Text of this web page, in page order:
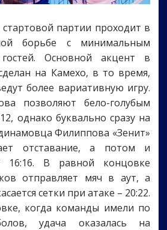
партии проходит в
борьбе с минимальным
Основной акцент в
на Камехо, в то время,
более вариативную игру.
позволяют бело-голубым
однако буквально сразу на
Филиппова «Зенит»
отставание, а потом и
16:16. В равной концовке
отправляет мяч в аут, а
сетки при атаке – 20:22.
когда команды имели по
удача оказалась на